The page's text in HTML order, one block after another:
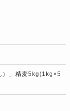
）」精麦5kg(1kg×5